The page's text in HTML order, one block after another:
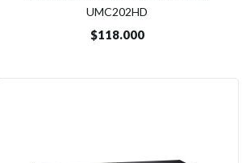
UMC202HD
$118.000